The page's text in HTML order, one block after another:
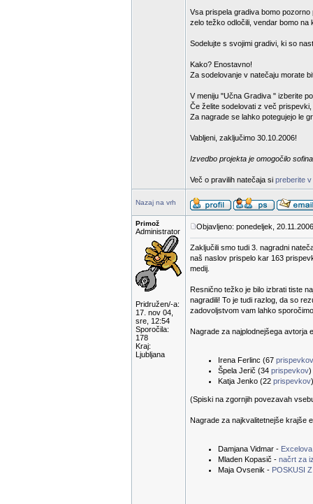
Vsa prispela gradiva bomo
zelo težko odločili, vendar bomo
Sodelujte s svojimi gradivi, ki so
Kako? Enostavno!
Za sodelovanje v natečaju morate
V meniju "Učna Gradiva " izberite
Če želite sodelovati z več
Za nagrade se lahko potegujejo le
Vabljeni, zaključimo 30.10.2006!
Izvedbo projekta je omogočilo
Več o pravilih natečaja si preberite
Nazaj na vrh
Primož
Administrator
Pridružen/-a:
17. nov 04,
sre, 12:54
Sporočila:
178
Kraj:
Ljubljana
Objavljeno: ponedeljek,
Zaključili smo tudi 3. nagradni
naš naslov prispelo kar 163
medij.
Resnično težko je bilo izbrati tiste
nagradili! To je tudi razlog, da so
zadovoljstvom vam lahko
Nagrade za najplodnejšega avtorja
Irena Ferlinc (67 prispevkov
Špela Jerič (34 prispevkov)
Katja Jenko (22 prispevkov
(Spiski na zgornjih povezavah
Nagrade za najkvalitetnejše krajše
Damjana Vidmar -
Mladen Kopasič - načrt za
Maja Ovsenik - POSKUSI